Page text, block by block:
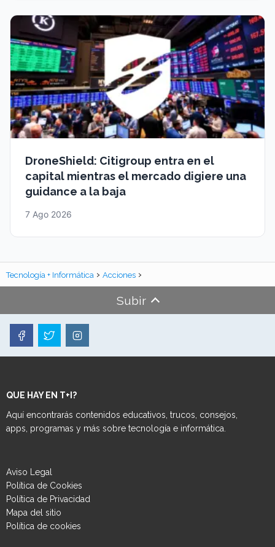
DroneShield: Citigroup entra en el
capital mientras el mercado digiere una
guidance a la baja
7 Ago 2026
Tecnología + Informática Acciones
Subir
QUE HAY EN T+I?
Aquí encontrarás contenidos educativos, trucos, consejos,
apps, programas y más sobre tecnología e informática.
Aviso Legal
Política de Cookies
Política de Privacidad
Mapa del sitio
Política de cookies